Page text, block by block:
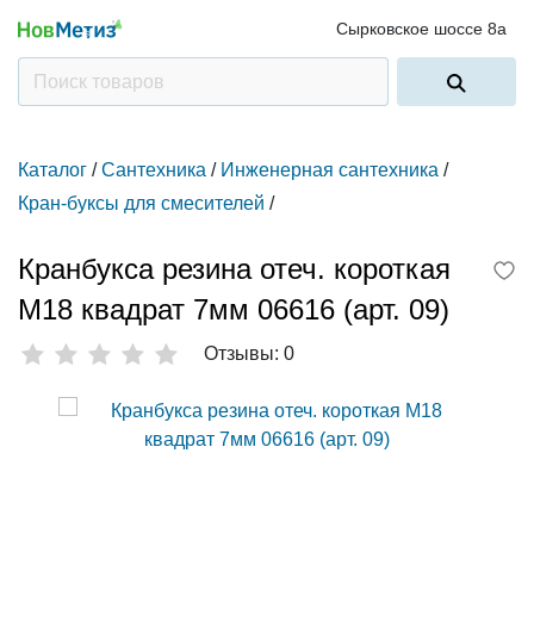
Сырковское шоссе 8а
Каталог / Сантехника / Инженерная сантехника /
Кран-буксы для смесителей /
Кранбукса резина отеч. короткая
М18 квадрат 7мм 06616 (арт. 09)
Отзывы: 0